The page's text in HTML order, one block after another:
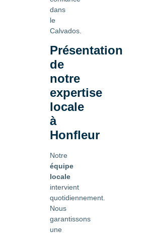
dans
le
Calvados.
Présentation
de
notre
expertise
locale
à
Honfleur
Notre
équipe
locale
intervient
quotidiennement.
Nous
garantissons
une